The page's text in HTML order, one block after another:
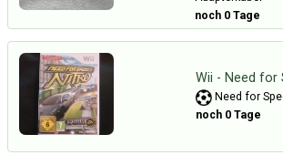
noch 0 Tage
Wii - Need for
Need for
noch 0 Tage